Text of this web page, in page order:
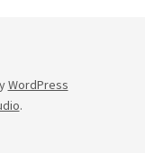
WordPress
.